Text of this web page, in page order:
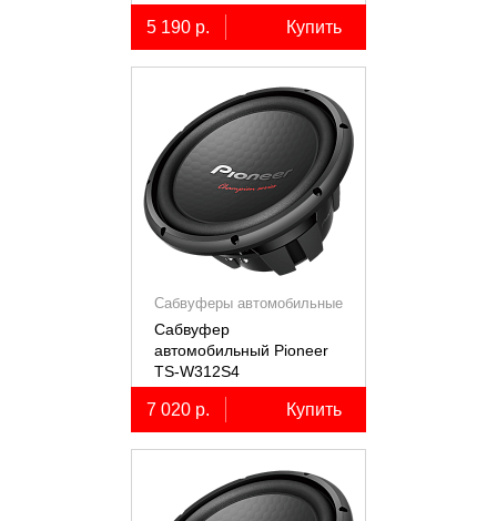
M61SE PRO
5 190 р. Купить
Сабвуферы автомобильные
Сабвуфер
автомобильный Pioneer
TS-W312S4
7 020 р. Купить